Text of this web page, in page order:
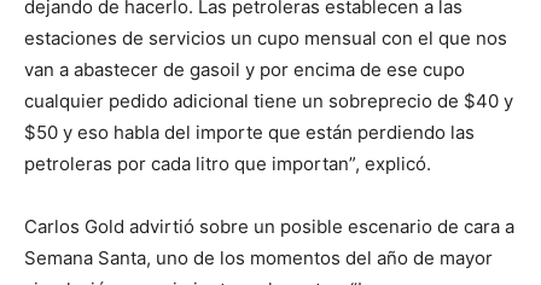
dejando de hacerlo. Las petroleras establecen a las
estaciones de servicios un cupo mensual con el que nos
van a abastecer de gasoil y por encima de ese cupo
cualquier pedido adicional tiene un sobreprecio de $40 y
$50 y eso habla del importe que están perdiendo las
petroleras por cada litro que importan”, explicó.
Carlos Gold advirtió sobre un posible escenario de cara a
Semana Santa, uno de los momentos del año de mayor